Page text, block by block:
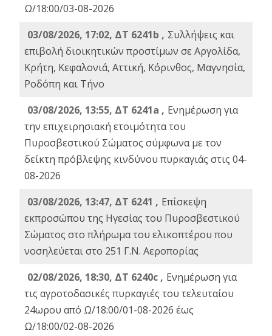
Ω/18:00/03-08-2026
03/08/2026, 17:02, ΔΤ 6241b , Συλλήψεις και
επιβολή διοικητικών προστίμων σε Αργολίδα,
Κρήτη, Κεφαλονιά, Αττική, Κόρινθος, Μαγνησία,
Ροδόπη και Τήνο
03/08/2026, 13:55, ΔΤ 6241a , Ενημέρωση για
την επιχειρησιακή ετοιμότητα του
Πυροσβεστικού Σώματος σύμφωνα με τον
δείκτη πρόβλεψης κινδύνου πυρκαγιάς στις 04-
08-2026
03/08/2026, 13:47, ΔΤ 6241 , Επίσκεψη
εκπροσώπου της Ηγεσίας του Πυροσβεστικού
Σώματος στο πλήρωμα του ελικοπτέρου που
νοσηλεύεται στο 251 Γ.Ν. Αεροπορίας
02/08/2026, 18:30, ΔΤ 6240c , Ενημέρωση για
τις αγροτοδασικές πυρκαγιές του τελευταίου
24ωρου από Ω/18:00/01-08-2026 έως
Ω/18:00/02-08-2026